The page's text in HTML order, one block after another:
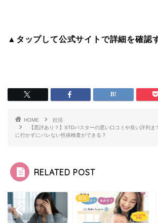
▲タップして公式サイトで詳細を確認
HOME
妊活
【悪評あり？】STDバスターの悪い口コミや良い評判
に行かずにバレない性病検査ができる？
RELATED POST
妊活